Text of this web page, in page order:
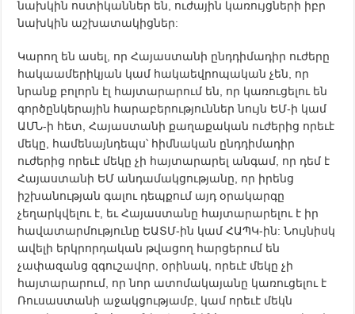
նախկին ոստիկաններ են, ուժային կառույցների իբր
նախկին աշխատակիցներ:
Կարող են ասել, որ Հայաստանի ընդդիմադիր ուժերը
հակաամերիկյան կամ հակաեվրոպական չեն, որ
նրանք բոլորն էլ հայտարարում են, որ կառուցելու են
գործընկերային հարաբերություններ նույն ԵՄ-ի կամ
ԱՄՆ-ի հետ, Հայաստանի քաղաքական ուժերից որեւէ
մեկը, համենայնդեպս՝ հիմնական ընդդիմադիր
ուժերից որեւէ մեկը չի հայտարարել անգամ, որ դեմ է
Հայաստանի ԵՄ անդամակցությանը, որ իրենց
իշխանության գալու դեպքում այդ օրակարգը
չեղարկվելու է, եւ Հայաստանը հայտարարելու է իր
հավատարմությունը ԵԱՏՄ-ին կամ ՀԱՊԿ-ին: Նույնիսկ
ավելի երկրորդական թվացող հարցերում են
չափազանց զգուշավոր, օրինակ, որեւէ մեկը չի
հայտարարում, որ նոր ատոմակայանը կառուցելու է
Ռուսաստանի աջակցությամբ, կամ որեւէ մեկն